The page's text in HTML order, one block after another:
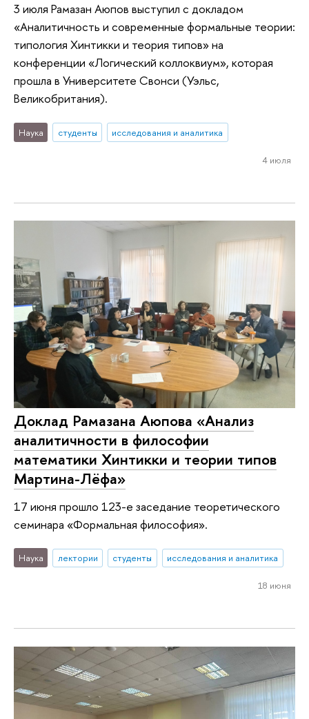
3 июля Рамазан Аюпов выступил с докладом
«Аналитичность и современные формальные теории:
типология Хинтикки и теория типов» на
конференции «Логический коллоквиум», которая
прошла в Университете Свонси (Уэльс,
Великобритания).
Наука студенты исследования и аналитика
4 июля
Доклад Рамазана Аюпова «Анализ
аналитичности в философии
математики Хинтикки и теории типов
Мартина-Лёфа»
17 июня прошло 123-е заседание теоретического
семинара «Формальная философия».
Наука лектории студенты исследования и аналитика
18 июня